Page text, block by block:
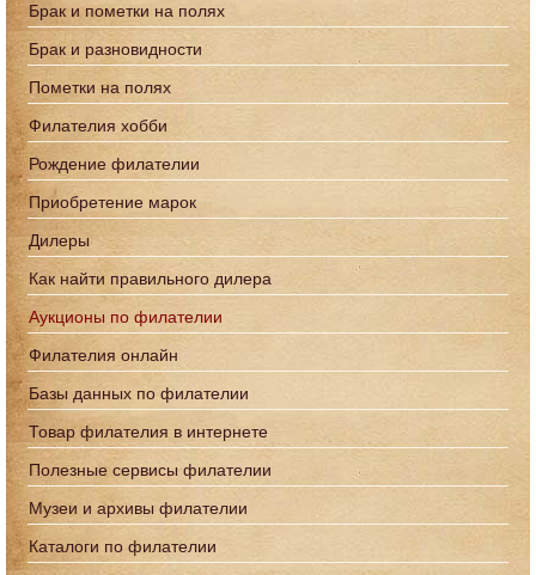
Брак и пометки на полях
Брак и разновидности
Пометки на полях
Филателия хобби
Рождение филателии
Приобретение марок
Дилеры
Как найти правильного дилера
Аукционы по филателии
Филателия онлайн
Базы данных по филателии
Товар филателия в интернете
Полезные сервисы филателии
Музеи и архивы филателии
Каталоги по филателии